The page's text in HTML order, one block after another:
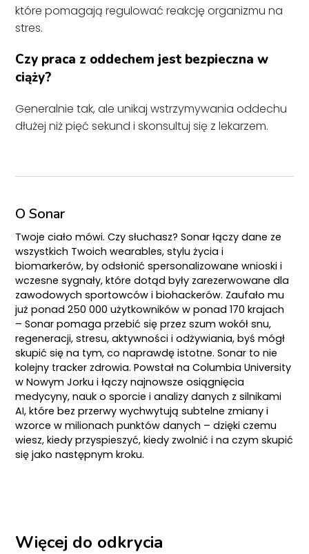
które pomagają regulować reakcję organizmu na
stres.
Czy praca z oddechem jest bezpieczna w
ciąży?
Generalnie tak, ale unikaj wstrzymywania oddechu
dłużej niż pięć sekund i skonsultuj się z lekarzem.
O Sonar
Twoje ciało mówi. Czy słuchasz? Sonar łączy dane ze
wszystkich Twoich wearables, stylu życia i
biomarkerów, by odsłonić spersonalizowane wnioski i
wczesne sygnały, które dotąd były zarezerwowane dla
zawodowych sportowców i biohackerów. Zaufało mu
już ponad 250 000 użytkowników w ponad 170 krajach
– Sonar pomaga przebić się przez szum wokół snu,
regeneracji, stresu, aktywności i odżywiania, byś mógł
skupić się na tym, co naprawdę istotne. Sonar to nie
kolejny tracker zdrowia. Powstał na Columbia University
w Nowym Jorku i łączy najnowsze osiągnięcia
medycyny, nauk o sporcie i analizy danych z silnikami
AI, które bez przerwy wychwytują subtelne zmiany i
wzorce w milionach punktów danych – dzięki czemu
wiesz, kiedy przyspieszyć, kiedy zwolnić i na czym skupić
się jako następnym kroku.
Więcej do odkrycia